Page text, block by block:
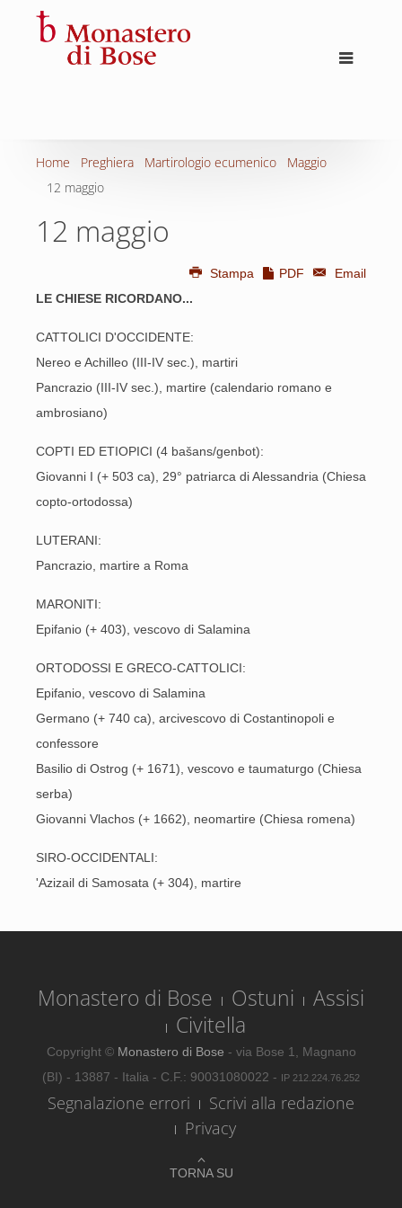
Home Preghiera Martirologio ecumenico
Maggio
12 maggio
12 maggio
Stampa PDF
Email
LE CHIESE RICORDANO...
CATTOLICI D'OCCIDENTE:
Nereo e Achilleo (III-IV sec.), martiri
Pancrazio (III-IV sec.), martire (calendario romano e
ambrosiano)
COPTI ED ETIOPICI (4 bašans/genbot):
Giovanni I (+ 503 ca), 29° patriarca di Alessandria (Chiesa
copto-ortodossa)
LUTERANI:
Pancrazio, martire a Roma
MARONITI:
Epifanio (+ 403), vescovo di Salamina
ORTODOSSI E GRECO-CATTOLICI:
Epifanio, vescovo di Salamina
Germano (+ 740 ca), arcivescovo di Costantinopoli e
confessore
Basilio di Ostrog (+ 1671), vescovo e taumaturgo (Chiesa
serba)
Giovanni Vlachos (+ 1662), neomartire (Chiesa romena)
SIRO-OCCIDENTALI:
'Azizail di Samosata (+ 304), martire
TORNA SU
Monastero di Bose Ostuni
Assisi
Civitella
Copyright © Monastero di Bose - via Bose 1, Magnano
(BI) - 13887 - Italia - C.F.: 90031080022 - IP 212.224.76.252
Segnalazione errori
Scrivi alla redazione
Privacy